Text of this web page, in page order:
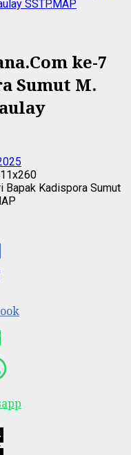
SSTP.MAP
ke-7
Sumut M.
Bapak Kadispora Sumut